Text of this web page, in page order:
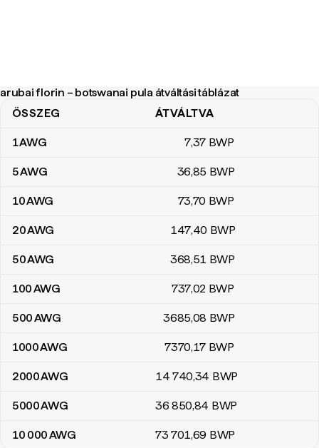
arubai florin – botswanai pula átváltási táblázat
arubai florin – botswanai pula átváltási táblázat
ÖSSZEG ÁTVÁLTVA
1AWG 7,37 BWP
5AWG 36,85 BWP
10AWG 73,70 BWP
20AWG 147,40 BWP
50AWG 368,51 BWP
100AWG 737,02 BWP
500AWG 3685,08 BWP
1000AWG 7370,17 BWP
2000AWG 14 740,34 BWP
5000AWG 36 850,84 BWP
10 000AWG 73 701,69 BWP